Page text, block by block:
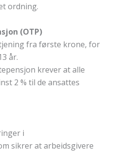
ordning.
(OTP)
fra første krone, for
år.
krever at alle
2 % til de ansattes
i
sikrer at arbeidsgivere